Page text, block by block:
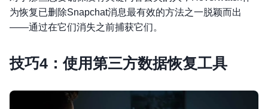
为恢复已删除Snapchat消息最有效的方法之一脱颖而出
——通过在它们消失之前捕获它们。
技巧4：使用第三方数据恢复工具